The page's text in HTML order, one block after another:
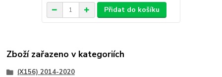
Přidat do košíku
Zboží zařazeno v kategoriích
(X156) 2014-2020